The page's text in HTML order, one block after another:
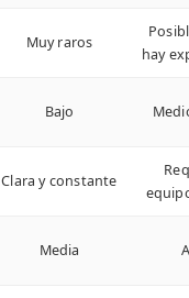
Muy raros
hay
Bajo
Clara y constante
Media